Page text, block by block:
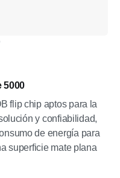
5000
flip chip aptos para la
y confiabilidad,
de energía para
superficie mate plana